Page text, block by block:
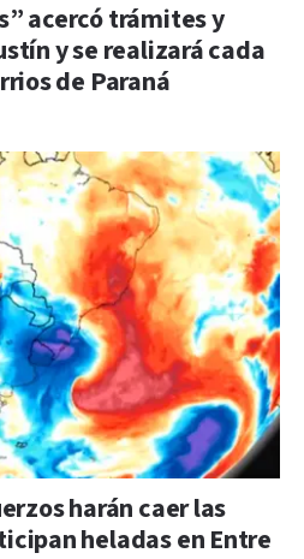
acercó trámites y
y se realizará cada
de Paraná
harán caer las
heladas en Entre